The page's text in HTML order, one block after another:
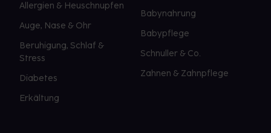
Allergien & Heuschnupfen
Auge, Nase & Ohr
Beruhigung, Schlaf &
Stress
Diabetes
Erkältung
Babynahrung
Babypflege
Schnuller & Co.
Zahnen & Zahnpflege